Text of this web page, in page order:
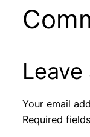
Leave
Your email
Required